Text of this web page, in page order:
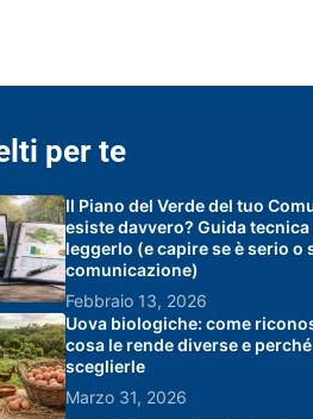
per te
Il Piano del Verde del tuo
esiste davvero? Guida tecnica
leggerlo (e capire se è serio o
comunicazione)
Febbraio 13, 2026
Uova biologiche: come
cosa le rende diverse e perché
sceglierle
Marzo 31, 2026